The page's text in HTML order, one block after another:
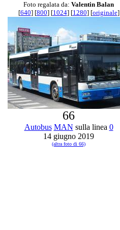
Foto regalata da: Valentin Balan
[640] [800] [1024] [1280] [originale]
66
Autobus MAN sulla linea 0
14 giugno 2019
(altra foto di 66)